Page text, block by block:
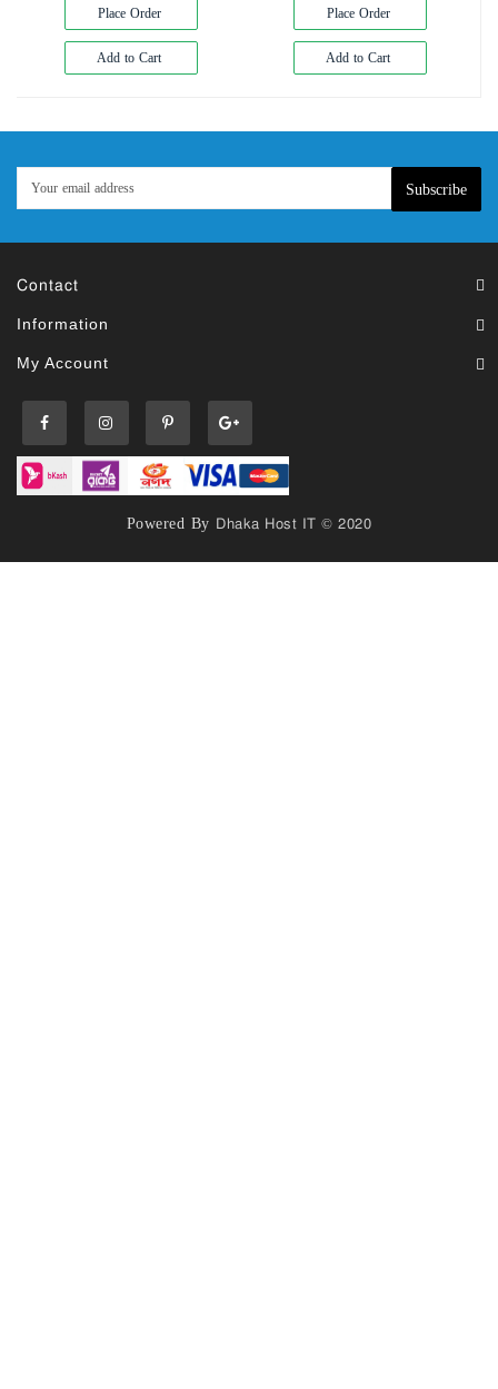
Place Order
Add to Cart
Place Order
Add to Cart
Subscribe
Contact
Information
My Account
Powered By Dhaka Host IT © 2020